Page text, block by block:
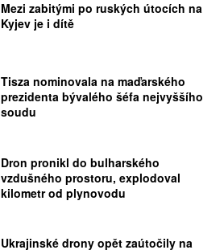
Mezi zabitými po ruských útocích na
Kyjev je i dítě
Tisza nominovala na maďarského
prezidenta bývalého šéfa nejvyššího
soudu
Dron pronikl do bulharského
vzdušného prostoru, explodoval
kilometr od plynovodu
Ukrajinské drony opět zaútočily na